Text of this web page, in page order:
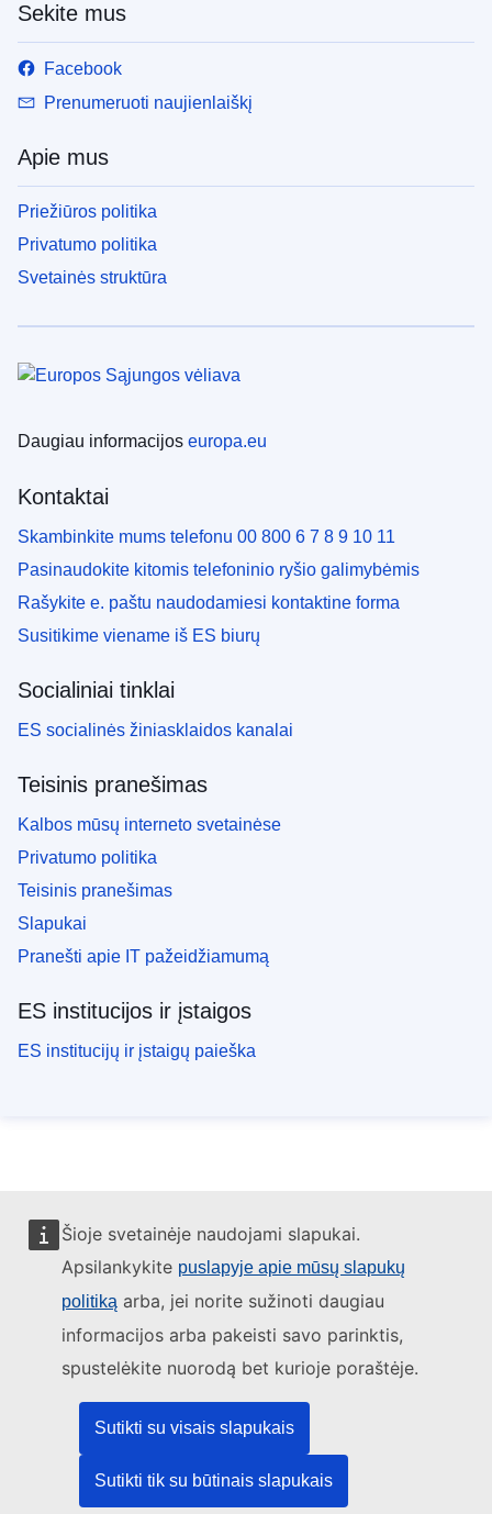
Šioje svetainėje naudojami slapukai.
Apsilankykite puslapyje apie mūsų slapukų
politiką arba, jei norite sužinoti daugiau
informacijos arba pakeisti savo parinktis,
spustelėkite nuorodą bet kurioje poraštėje.
Sutikti su visais slapukais
Sutikti tik su būtinais slapukais
Sekite mus
Facebook
Prenumeruoti naujienlaiškį
Apie mus
Priežiūros politika
Privatumo politika
Svetainės struktūra
Daugiau informacijos europa.eu
Kontaktai
Skambinkite mums telefonu 00 800 6 7 8 9 10 11
Pasinaudokite kitomis telefoninio ryšio galimybėmis
Rašykite e. paštu naudodamiesi kontaktine forma
Susitikime viename iš ES biurų
Socialiniai tinklai
ES socialinės žiniasklaidos kanalai
Teisinis pranešimas
Kalbos mūsų interneto svetainėse
Privatumo politika
Teisinis pranešimas
Slapukai
Pranešti apie IT pažeidžiamumą
ES institucijos ir įstaigos
ES institucijų ir įstaigų paieška